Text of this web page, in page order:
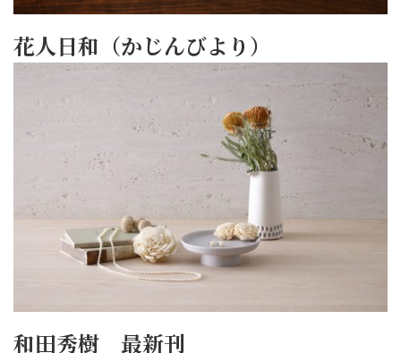
花人日和（かじんびより）
和田秀樹 最新刊